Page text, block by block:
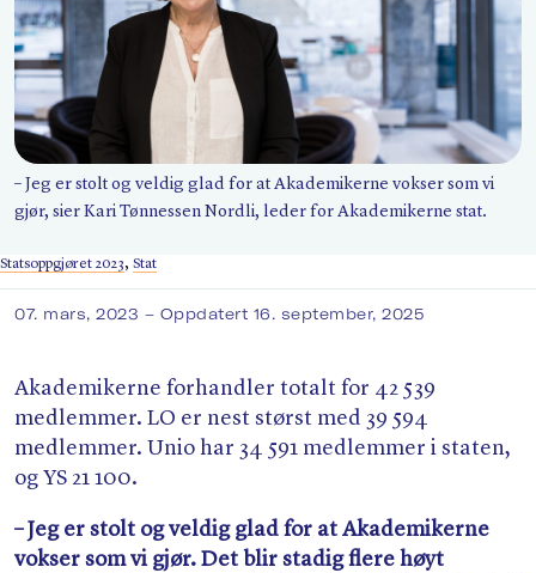
– Jeg er stolt og veldig glad for at Akademikerne vokser som vi
gjør, sier Kari Tønnessen Nordli, leder for Akademikerne stat.
Statsoppgjøret 2023, Stat
07. mars, 2023 – Oppdatert 16. september, 2025
Akademikerne forhandler totalt for 42 539
medlemmer. LO er nest størst med 39 594
medlemmer. Unio har 34 591 medlemmer i staten,
og YS 21 100.
– Jeg er stolt og veldig glad for at Akademikerne
vokser som vi gjør. Det blir stadig flere høyt